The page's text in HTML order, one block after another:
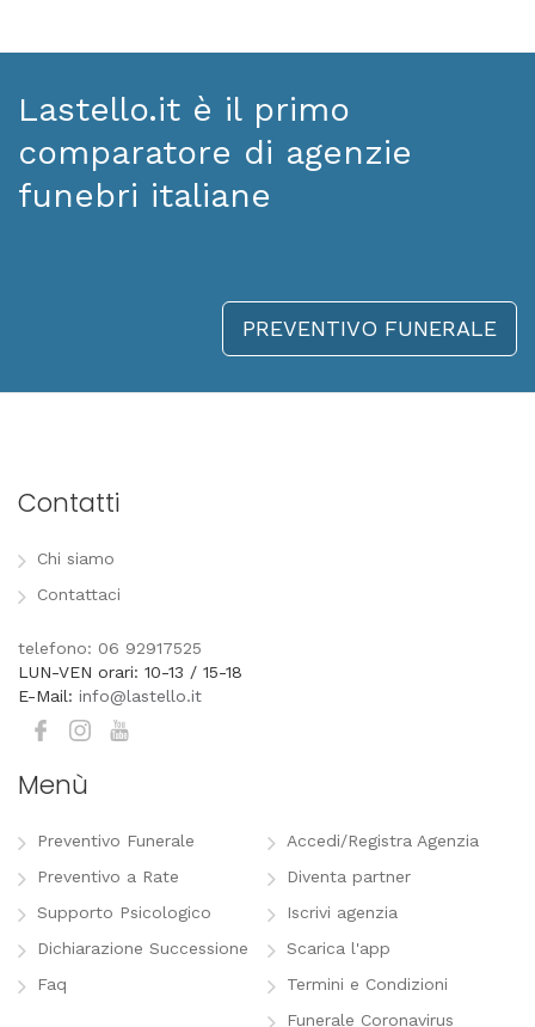
Lastello.it è il primo
comparatore di agenzie
funebri italiane
PREVENTIVO FUNERALE
Contatti
Chi siamo
Contattaci
telefono: 06 92917525
LUN-VEN orari: 10-13 / 15-18
E-Mail: info@lastello.it
Menù
Preventivo Funerale
Preventivo a Rate
Supporto Psicologico
Dichiarazione Successione
Faq
Accedi/Registra Agenzia
Diventa partner
Iscrivi agenzia
Scarica l'app
Termini e Condizioni
Funerale Coronavirus